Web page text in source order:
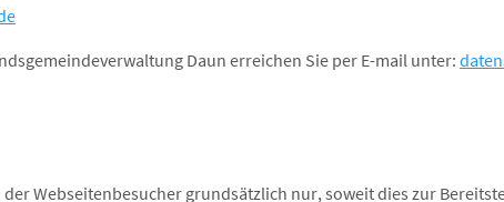
Daun erreichen Sie per E-mail unter:
Webseitenbesucher grundsätzlich nur, soweit dies zur